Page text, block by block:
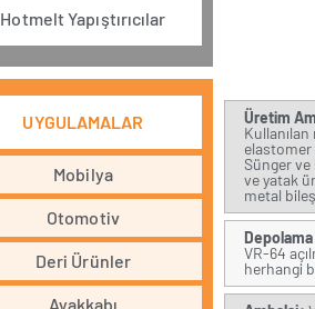
Hotmelt Yapıştırıcılar
UYGULAMALAR
Mobilya
Otomotiv
Deri Ürünler
Ayakkabı
Üretim
elastomer
Sünger
ve yatak
metal
Depolama
VR-64
herhangi